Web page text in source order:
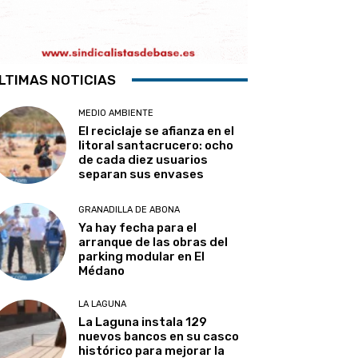
NOTICIAS
MEDIO AMBIENTE
El reciclaje se afianza en el
litoral santacrucero: ocho
de cada diez usuarios
separan sus envases
GRANADILLA DE ABONA
Ya hay fecha para el
arranque de las obras del
parking modular en El
Médano
LA LAGUNA
La Laguna instala 129
nuevos bancos en su casco
histórico para mejorar la